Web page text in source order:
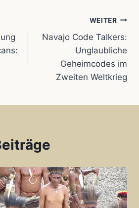
s e
r
l
n
WEITER
Navajo Code Talkers:
Unglaubliche
Geheimcodes im
Zweiten Weltkrieg